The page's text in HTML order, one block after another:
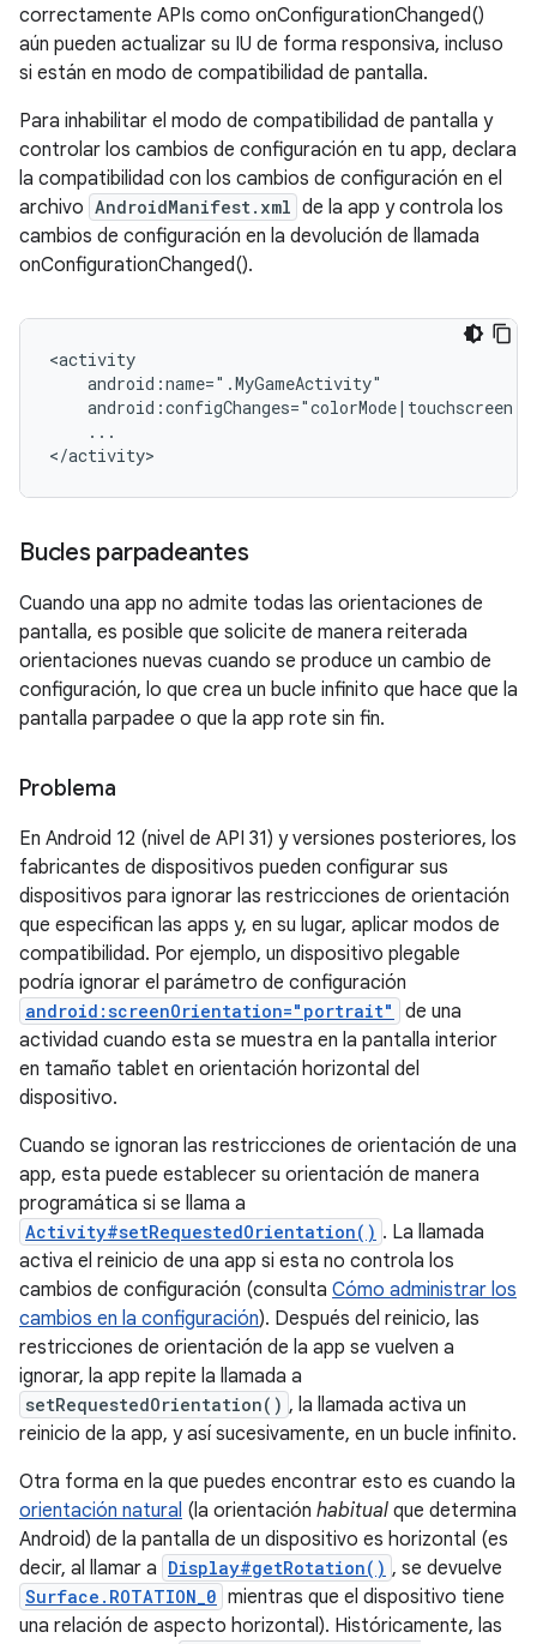
correctamente APIs como onConfigurationChanged()
aún pueden actualizar su IU de forma responsiva, incluso
si están en modo de compatibilidad de pantalla.
Para inhabilitar el modo de compatibilidad de pantalla y
controlar los cambios de configuración en tu app, declara
la compatibilidad con los cambios de configuración en el
archivo AndroidManifest.xml de la app y controla los
cambios de configuración en la devolución de llamada
onConfigurationChanged().
...
Bucles parpadeantes
Cuando una app no admite todas las orientaciones de
pantalla, es posible que solicite de manera reiterada
orientaciones nuevas cuando se produce un cambio de
configuración, lo que crea un bucle infinito que hace que la
pantalla parpadee o que la app rote sin fin.
Problema
En Android 12 (nivel de API 31) y versiones posteriores, los
fabricantes de dispositivos pueden configurar sus
dispositivos para ignorar las restricciones de orientación
que especifican las apps y, en su lugar, aplicar modos de
compatibilidad. Por ejemplo, un dispositivo plegable
podría ignorar el parámetro de configuración
android:screenOrientation="portrait"
de una
actividad cuando esta se muestra en la pantalla interior
en tamaño tablet en orientación horizontal del
dispositivo.
Cuando se ignoran las restricciones de orientación de una
app, esta puede establecer su orientación de manera
programática si se llama a
Activity#setRequestedOrientation() . La llamada
activa el reinicio de una app si esta no controla los
cambios de configuración (consulta Cómo administrar los
cambios en la configuración). Después del reinicio, las
restricciones de orientación de la app se vuelven a
ignorar, la app repite la llamada a
setRequestedOrientation() , la llamada activa un
reinicio de la app, y así sucesivamente, en un bucle infinito.
Otra forma en la que puedes encontrar esto es cuando la
orientación natural (la orientación habitual que determina
Android) de la pantalla de un dispositivo es horizontal (es
decir, al llamar a Display#getRotation() , se devuelve
Surface.ROTATION_0 mientras que el dispositivo tiene
una relación de aspecto horizontal). Históricamente, las